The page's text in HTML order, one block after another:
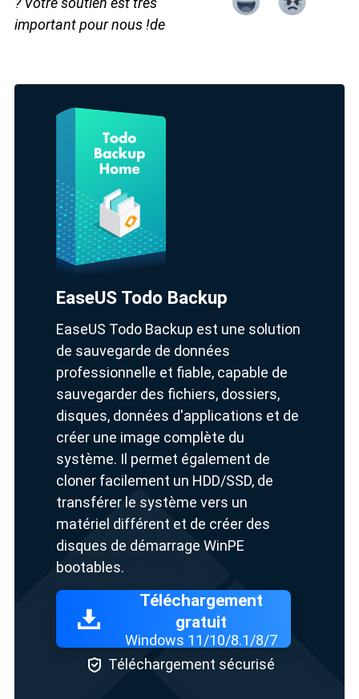
important pour nous !de
EaseUS Todo Backup
EaseUS Todo Backup est une solution
de sauvegarde de données
professionnelle et fiable, capable de
sauvegarder des fichiers, dossiers,
disques, données d'applications et de
créer une image complète du
système. Il permet également de
cloner facilement un HDD/SSD, de
transférer le système vers un
matériel différent et de créer des
disques de démarrage WinPE
bootables.
Téléchargement
gratuit
Windows 11/10/8.1/8/7
 Téléchargement sécurisé